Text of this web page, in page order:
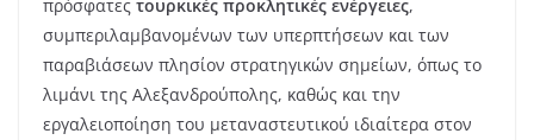
πρόσφατες τουρκικές προκλητικές ενέργειες,
συμπεριλαμβανομένων των υπερπτήσεων και των
παραβιάσεων πλησίον στρατηγικών σημείων, όπως το
λιμάνι της Αλεξανδρούπολης, καθώς και την
εργαλειοποίηση του μεταναστευτικού ιδιαίτερα στον